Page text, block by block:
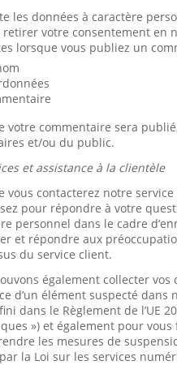
les données à caractère
retirer votre consentement en
lorsque vous publiez un
votre commentaire sera
et/ou du public.
et assistance à la clientèle
vous contacterez notre
pour répondre à votre
personnel dans le cadre
et répondre aux
du service client.
également collecter
d’un élément suspecté
dans le Règlement de l’UE
») et également pour
les mesures de
la Loi sur les services